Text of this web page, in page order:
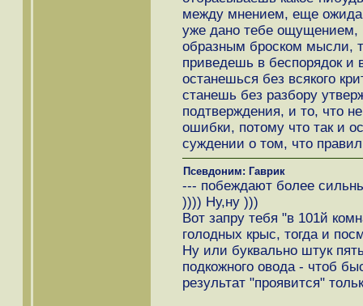
между мнением, еще
уже дано тебе ощущением,
образным броском мысли,
приведешь в беспорядок и
останешься без всякого
станешь без разбору
подтверждения, и то, что
ошибки, потому что так и
суждении о том, что
Псевдоним: Гаврик
--- побеждают более
)))) Ну,ну )))
Вот запру тебя "в 101й
голодных крыс, тогда и
Ну или буквально штук
подкожного овода - чтоб
результат "проявится"